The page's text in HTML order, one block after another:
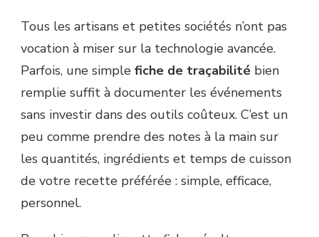
Tous les artisans et petites sociétés n’ont pas
vocation à miser sur la technologie avancée.
Parfois, une simple fiche de traçabilité bien
remplie suffit à documenter les événements
sans investir dans des outils coûteux. C’est un
peu comme prendre des notes à la main sur
les quantités, ingrédients et temps de cuisson
de votre recette préférée : simple, efficace,
personnel.